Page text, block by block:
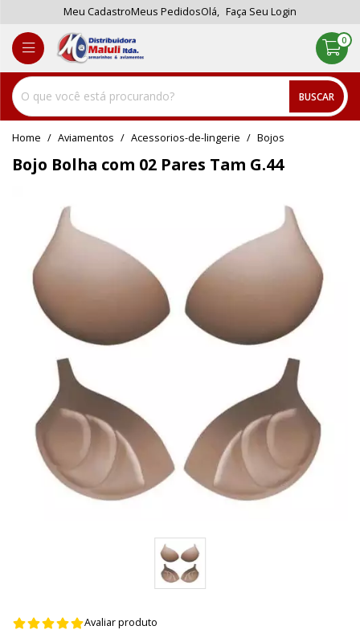
Meu CadastroMeus PedidosOlá, Faça Seu Login
BUSCAR
0
home Aviamentos acessorios-de-lingerie bojos
Bojo Bolha com 02 Pares Tam G.44
Avaliar produto